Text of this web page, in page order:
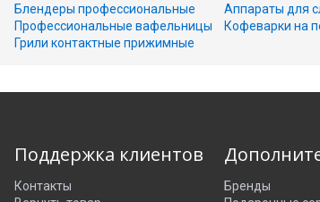
Блендеры профессиональные
Профессиональные вафельницы
Грили контактные прижимные
Аппараты для
Кофеварки на
Поддержка клиентов
Контакты
Бренды